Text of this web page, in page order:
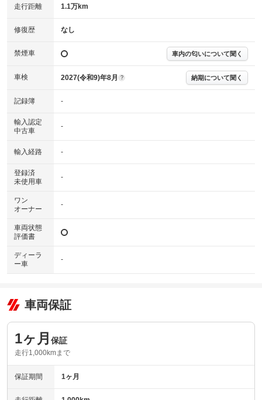
下さい。
および表示項目が異なる場合がございます。
※グー鑑定の評価はあくまでも記載している鑑定日の鑑定結果となりま
走行距離 1.1万km
修復歴 なし
禁煙車 車内の匂いについて聞く
車検 2027(令和9)年8月 ? 納期について聞く
記録簿 -
輸入認定
中古車
-
輸入経路 -
登録済
未使用車
-
ワン
オーナー
-
車両状態
評価書
ディーラ
ー車
-
車両保証
1ヶ月 保証
走行1,000kmまで
保証期間 1ヶ月